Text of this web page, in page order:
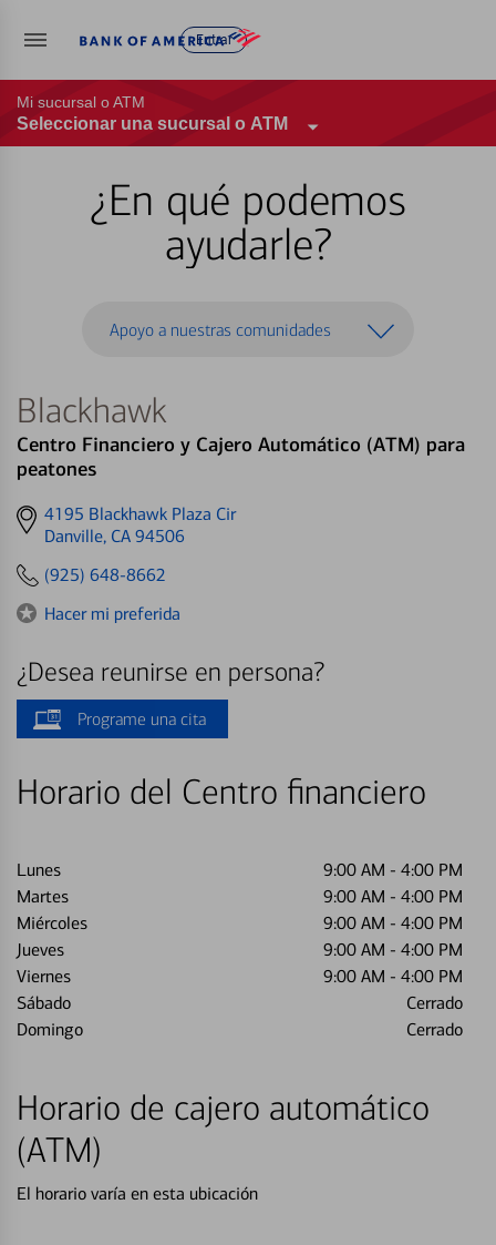
Entrar
Mi sucursal o ATM
Seleccionar una sucursal o ATM
¿En qué podemos
ayudarle?
Apoyo a nuestras comunidades
Blackhawk
Centro Financiero y Cajero Automático (ATM) para
peatones
Get
directions
4195 Blackhawk Plaza Cir
Danville, CA 94506
(925) 648-8662
Hacer mi preferida
¿Desea reunirse en persona?
Programe una cita
Horario del Centro financiero
Lunes 9:00 AM - 4:00 PM
Martes
9:00 AM - 4:00 PM
Miércoles
9:00 AM - 4:00 PM
Jueves
9:00 AM - 4:00 PM
Viernes
9:00 AM - 4:00 PM
Sábado
Cerrado
Domingo
Cerrado
Horario de cajero automático
(ATM)
El horario varía en esta ubicación